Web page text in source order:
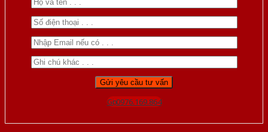
Gọi 0976.169.864